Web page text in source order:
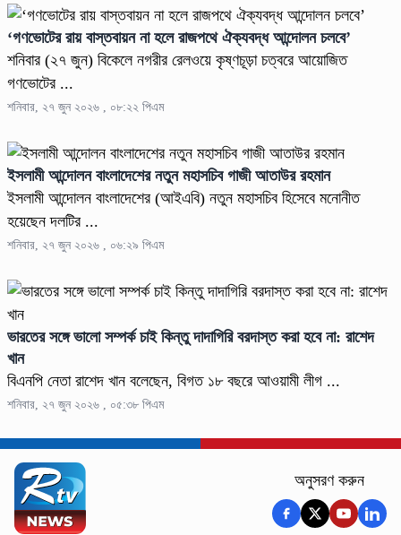
‘গণভোটের রায় বাস্তবায়ন না হলে রাজপথে ঐক্যবদ্ধ আন্দোলন চলবে’
শনিবার (২৭ জুন) বিকেলে নগরীর রেলওয়ে কৃষ্ণচূড়া চত্বরে আয়োজিত
গণভোটের ...
শনিবার, ২৭ জুন ২০২৬ , ০৮:২২ পিএম
ইসলামী আন্দোলন বাংলাদেশের নতুন মহাসচিব গাজী আতাউর রহমান
ইসলামী আন্দোলন বাংলাদেশের (আইএবি) নতুন মহাসচিব হিসেবে মনোনীত
হয়েছেন দলটির ...
শনিবার, ২৭ জুন ২০২৬ , ০৬:২৯ পিএম
ভারতের সঙ্গে ভালো সম্পর্ক চাই কিন্তু দাদাগিরি বরদাস্ত করা হবে না: রাশেদ
খান
বিএনপি নেতা রাশেদ খান বলেছেন, বিগত ১৮ বছরে আওয়ামী লীগ ...
শনিবার, ২৭ জুন ২০২৬ , ০৫:৩৮ পিএম
অনুসরণ করুন